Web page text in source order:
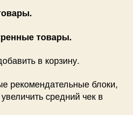
товары.
в корзину.
рекомендательные блоки,
средний чек в